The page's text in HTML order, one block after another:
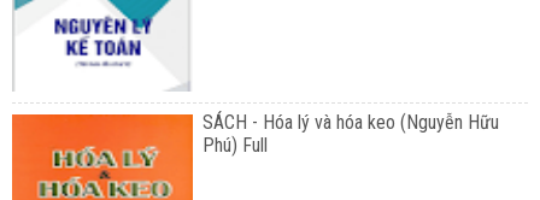
SÁCH - Hóa lý và hóa keo (Nguyễn Hữu
Phú) Full